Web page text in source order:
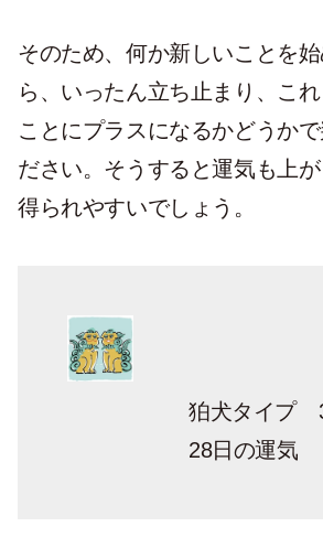
そのため、何か新しいことを
ら、いったん立ち止まり、こ
ことにプラスになるかどうか
ださい。そうすると運気も上
得られやすいでしょう。
狛犬タイプ
28日の運気